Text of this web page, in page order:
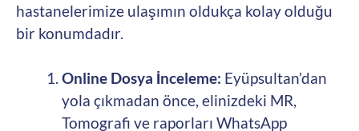
hastanelerimize ulaşımın oldukça kolay olduğu
bir konumdadır.
Online Dosya İnceleme: Eyüpsultan’dan
yola çıkmadan önce, elinizdeki MR,
Tomografi ve raporları WhatsApp